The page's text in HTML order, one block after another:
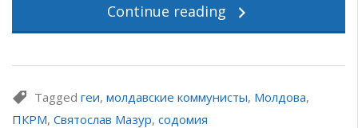
Continue reading
Tagged геи, молдавские коммунисты, Молдова,
ПКРМ, Святослав Мазур, содомия